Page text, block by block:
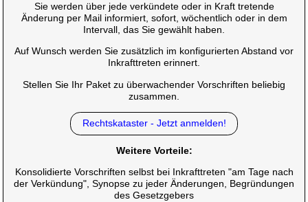
Sie werden über jede verkündete oder in Kraft tretende
Änderung per Mail informiert, sofort, wöchentlich oder in dem
Intervall, das Sie gewählt haben.
Auf Wunsch werden Sie zusätzlich im konfigurierten Abstand vor
Inkrafttreten erinnert.
Stellen Sie Ihr Paket zu überwachender Vorschriften beliebig
zusammen.
Rechtskataster - Jetzt anmelden!
Weitere Vorteile:
Konsolidierte Vorschriften selbst bei Inkrafttreten "am Tage nach
der Verkündung", Synopse zu jeder Änderungen, Begründungen
des Gesetzgebers